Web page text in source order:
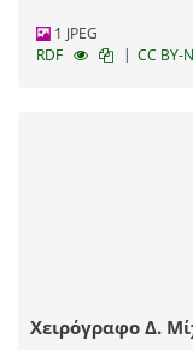
1 JPEG
RDF
| CC BY-
Χειρόγραφο Δ.